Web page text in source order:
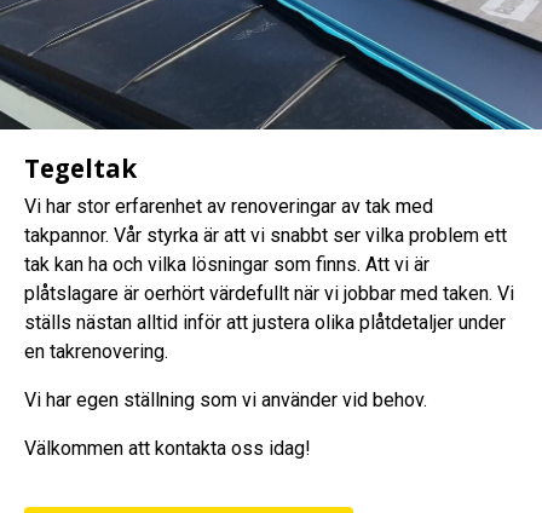
Tegeltak
Vi har stor erfarenhet av renoveringar av tak med
takpannor. Vår styrka är att vi snabbt ser vilka problem ett
tak kan ha och vilka lösningar som finns. Att vi är
plåtslagare är oerhört värdefullt när vi jobbar med taken. Vi
ställs nästan alltid inför att justera olika plåtdetaljer under
en takrenovering.
Vi har egen ställning som vi använder vid behov.
Välkommen att kontakta oss idag!